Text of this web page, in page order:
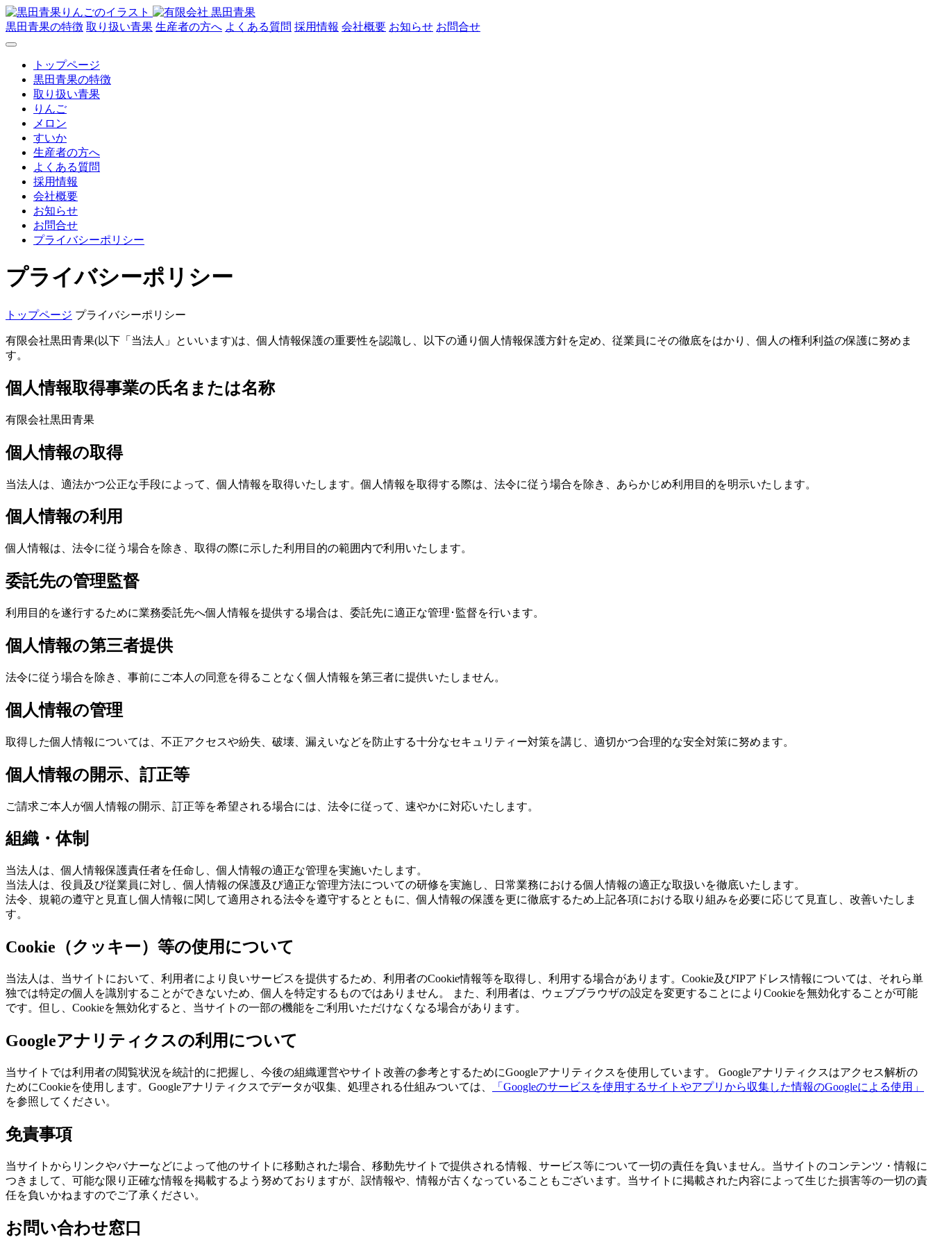
黒田青果の特徴 取り扱い青果 生産者の方へ よくある質問 採用情報 会社概要 お知らせ お問合せ
トップページ
黒田青果の特徴
取り扱い青果
りんご
メロン
すいか
生産者の方へ
よくある質問
採用情報
会社概要
お知らせ
お問合せ
プライバシーポリシー
プライバシーポリシー
トップページ プライバシーポリシー
有限会社黒田青果(以下「当法人」といいます)は、個人情報保護の重要性を認識し、以下の通り個人情報保護方針を定め、従業員にその徹底をはかり、個人の権利利益の保護に努めま
す。
個人情報取得事業の氏名または名称
有限会社黒田青果
個人情報の取得
当法人は、適法かつ公正な手段によって、個人情報を取得いたします。個人情報を取得する際は、法令に従う場合を除き、あらかじめ利用目的を明示いたします。
個人情報の利用
個人情報は、法令に従う場合を除き、取得の際に示した利用目的の範囲内で利用いたします。
委託先の管理監督
利用目的を遂行するために業務委託先へ個人情報を提供する場合は、委託先に適正な管理･監督を行います。
個人情報の第三者提供
法令に従う場合を除き、事前にご本人の同意を得ることなく個人情報を第三者に提供いたしません。
個人情報の管理
取得した個人情報については、不正アクセスや紛失、破壊、漏えいなどを防止する十分なセキュリティー対策を講じ、適切かつ合理的な安全対策に努めます。
個人情報の開示、訂正等
ご請求ご本人が個人情報の開示、訂正等を希望される場合には、法令に従って、速やかに対応いたします。
組織・体制
当法人は、個人情報保護責任者を任命し、個人情報の適正な管理を実施いたします。
当法人は、役員及び従業員に対し、個人情報の保護及び適正な管理方法についての研修を実施し、日常業務における個人情報の適正な取扱いを徹底いたします。
法令、規範の遵守と見直し個人情報に関して適用される法令を遵守するとともに、個人情報の保護を更に徹底するため上記各項における取り組みを必要に応じて見直し、改善いたしま
す。
Cookie（クッキー）等の使用について
当法人は、当サイトにおいて、利用者により良いサービスを提供するため、利用者のCookie情報等を取得し、利用する場合があります。Cookie及びIPアドレス情報については、それら単
独では特定の個人を識別することができないため、個人を特定するものではありません。 また、利用者は、ウェブブラウザの設定を変更することによりCookieを無効化することが可能
です。但し、Cookieを無効化すると、当サイトの一部の機能をご利用いただけなくなる場合があります。
Googleアナリティクスの利用について
当サイトでは利用者の閲覧状況を統計的に把握し、今後の組織運営やサイト改善の参考とするためにGoogleアナリティクスを使用しています。 Googleアナリティクスはアクセス解析の
ためにCookieを使用します。Googleアナリティクスでデータが収集、処理される仕組みついては、
「Googleのサービスを使用するサイトやアプリから収集した情報のGoogleによる使用」
を参照してください。
免責事項
当サイトからリンクやバナーなどによって他のサイトに移動された場合、移動先サイトで提供される情報、サービス等について一切の責任を負いません。当サイトのコンテンツ・情報に
つきまして、可能な限り正確な情報を掲載するよう努めておりますが、誤情報や、情報が古くなっていることもございます。当サイトに掲載された内容によって生じた損害等の一切の責
任を負いかねますのでご了承ください。
お問い合わせ窓口